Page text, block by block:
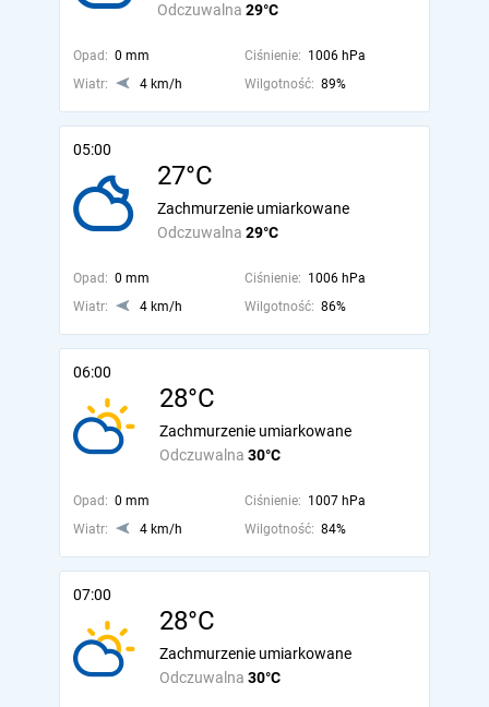
Odczuwalna 29°C
Opad: 0 mm Ciśnienie: 1006 hPa
Wiatr:
4 km/h Wilgotność: 89%
05:00
27°C
Odczuwalna 29°C
Zachmurzenie umiarkowane
Opad: 0 mm Ciśnienie: 1006 hPa
Wiatr:
4 km/h Wilgotność: 86%
06:00
28°C
Odczuwalna 30°C
Zachmurzenie umiarkowane
Opad: 0 mm Ciśnienie: 1007 hPa
Wiatr:
4 km/h Wilgotność: 84%
07:00
28°C
Odczuwalna 30°C
Zachmurzenie umiarkowane